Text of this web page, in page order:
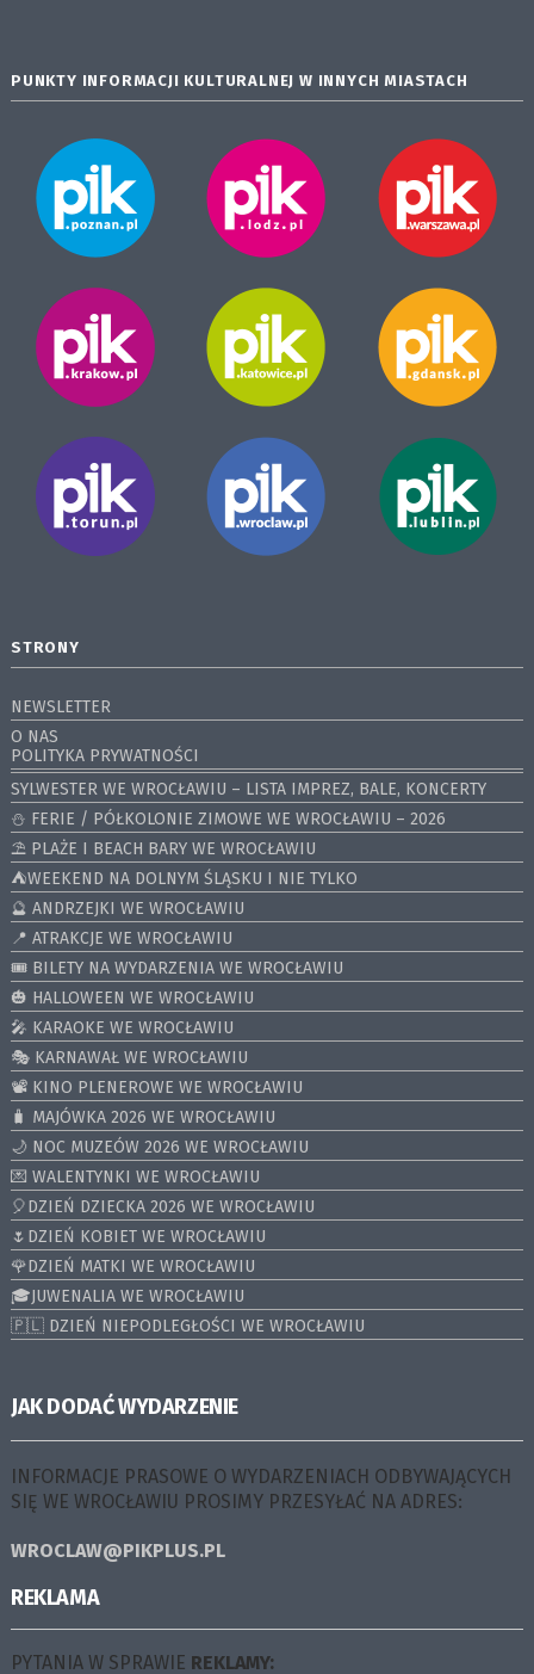
PUNKTY INFORMACJI KULTURALNEJ W INNYCH MIASTACH
STRONY
NEWSLETTER
O NAS
POLITYKA PRYWATNOŚCI
SYLWESTER WE WROCŁAWIU – LISTA IMPREZ, BALE, KONCERTY
⛄️ FERIE / PÓŁKOLONIE ZIMOWE WE WROCŁAWIU – 2026
⛱️ PLAŻE I BEACH BARY WE WROCŁAWIU
⛺️WEEKEND NA DOLNYM ŚLĄSKU I NIE TYLKO
🔮 ANDRZEJKI WE WROCŁAWIU
📍 ATRAKCJE WE WROCŁAWIU
🎟️ BILETY NA WYDARZENIA WE WROCŁAWIU
🎃 HALLOWEEN WE WROCŁAWIU
🎤 KARAOKE WE WROCŁAWIU
🎭 KARNAWAŁ WE WROCŁAWIU
📽️ KINO PLENEROWE WE WROCŁAWIU
🧳 MAJÓWKA 2026 WE WROCŁAWIU
🌙 NOC MUZEÓW 2026 WE WROCŁAWIU
💌 WALENTYNKI WE WROCŁAWIU
🎈DZIEŃ DZIECKA 2026 WE WROCŁAWIU
🌷DZIEŃ KOBIET WE WROCŁAWIU
🌹DZIEŃ MATKI WE WROCŁAWIU
🎓JUWENALIA WE WROCŁAWIU
🇵🇱 DZIEŃ NIEPODLEGŁOŚCI WE WROCŁAWIU
JAK DODAĆ WYDARZENIE
INFORMACJE PRASOWE O WYDARZENIACH ODBYWAJĄCYCH
SIĘ WE WROCŁAWIU PROSIMY PRZESYŁAĆ NA ADRES:
WROCLAW@PIKPLUS.PL
REKLAMA
PYTANIA W SPRAWIE REKLAMY: